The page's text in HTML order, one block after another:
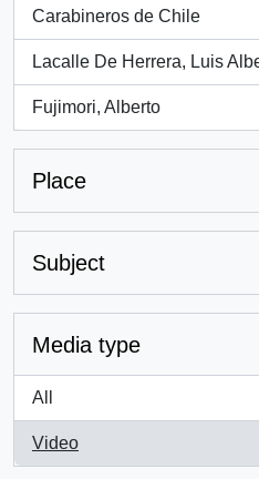
Carabineros de Chile
, 7 results
Lacalle De Herrera, Luis
, 6 results
Fujimori, Alberto
, 5 results
Place
Subject
Media type
All
Video
, 1142 results